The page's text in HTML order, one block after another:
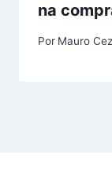
na
Por Mauro